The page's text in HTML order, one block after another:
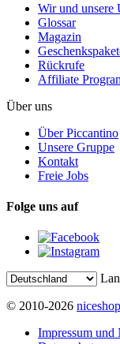
Wir und unsere
Glossar
Magazin
Rückrufe
Affiliate
Über uns
Über Piccantino
Unsere Gruppe
Kontakt
Freie Jobs
Folge uns auf
© 2010-2026
Impressum und